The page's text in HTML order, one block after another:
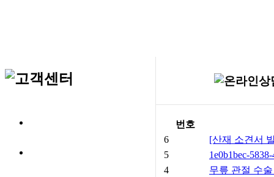
번호
6
[산재 소견서
5
1e0b1bec-
4
무릎 관절 수